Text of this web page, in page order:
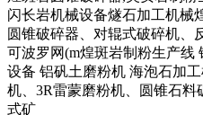
闪长岩机械设备燧石加工机械
圆锥破碎器、对辊式破碎机、
可波罗网(m煌斑岩制粉生产线
设备 铝矾土磨粉机 海泡石加
机、3R雷蒙磨粉机、圆锥石
式矿